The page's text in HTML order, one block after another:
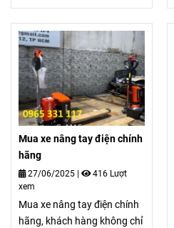
xăng. Xe nâng hàng điện tiết
kiệm nhiên liệu nguồn điện
có thể được cung cấp từ ắc
quy chì-axit hoặc pin
Lithium-ion, tùy thuộc vào
model xe và công nghệ sản
xuất.
Mua xe nâng tay điện chính
hãng
27/06/2025 |
416 Lượt
xem
Mua xe nâng tay điện chính
hãng, khách hàng không chỉ